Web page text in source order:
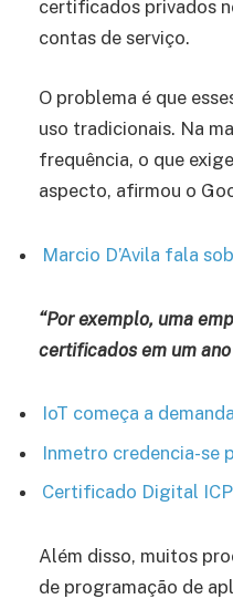
certificados privados
contas de serviço.
O problema é que
uso tradicionais. Na
frequência, o que
aspecto, afirmou o
Marcio D’Avila fala
“Por exemplo, uma
certificados em um
IoT começa a
Inmetro credencia-se
Certificado Digital
Além disso, muitos
de programação de